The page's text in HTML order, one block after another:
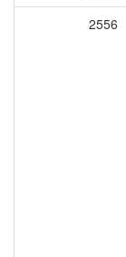
2556